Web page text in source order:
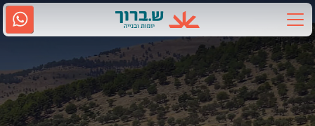
Skip
to
content
אודות ש.ברוך
תחומי פעילות
2917
גם בווטסאפ
נווטו אלינו